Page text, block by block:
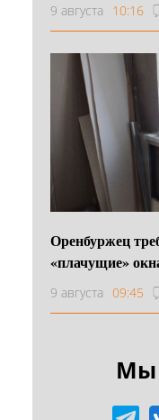
9 августа 10:16
Оренбуржец
«плачущие»
9 августа 09:45
Мы